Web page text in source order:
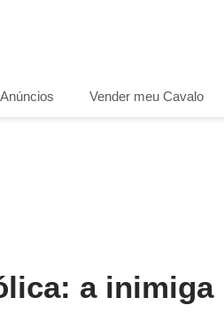
Anúncios Vender meu Cavalo
a inimiga